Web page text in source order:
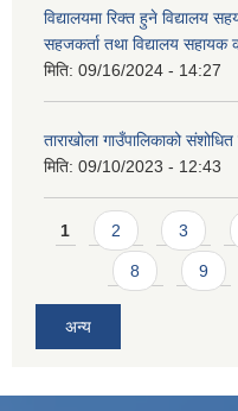
विद्यालयमा रिक्त हुने विद्यालय
सहजकर्ता तथा विद्यालय
मिति: 09/16/2024 - 14:27
ताराखोला गाउँपालिकाको संशोधित
मिति: 09/10/2023 - 12:43
Pages
1 2 3
8 9
अन्य